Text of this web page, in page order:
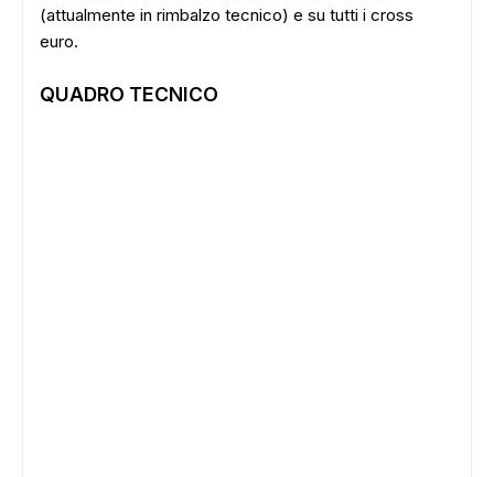
(attualmente in rimbalzo tecnico) e su tutti i cross
euro.
QUADRO TECNICO